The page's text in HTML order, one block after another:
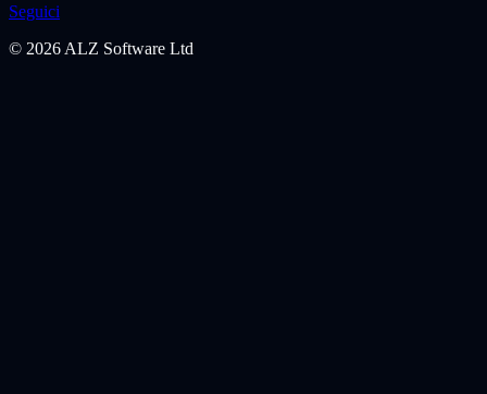
Seguici
© 2026 ALZ Software Ltd